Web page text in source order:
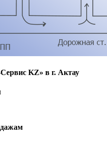
KZ» в г. Актау